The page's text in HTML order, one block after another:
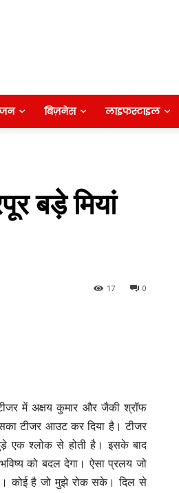
बिज़नेस लाइफस्टाइल
बड़े मियां
0
17
में अक्षय कुमार और जैकी श्रॉफ
टीजर आउट कर दिया है। टीजर
एक श्लोक से होती है। इसके बाद
को बदल देगा। ऐसा प्रलय जो
कोई है जो मुझे रोक सके। दिल से
Thakur - August 5, 2024 0